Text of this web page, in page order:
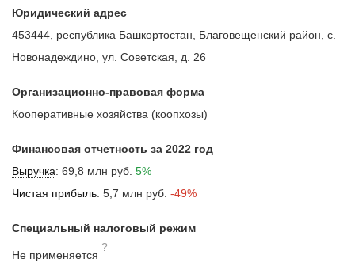
Юридический адрес
453444, республика Башкортостан, Благовещенский район, с.
Новонадеждино, ул. Советская, д. 26
Организационно-правовая форма
Кооперативные хозяйства (коопхозы)
Финансовая отчетность за 2022 год
Выручка: 69,8 млн руб. 5%
Чистая прибыль: 5,7 млн руб. -49%
Специальный налоговый режим
Не применяется
?